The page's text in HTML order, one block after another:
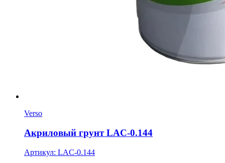
Verso
Акриловый грунт LAC-0.144
Артикул: LAC-0.144